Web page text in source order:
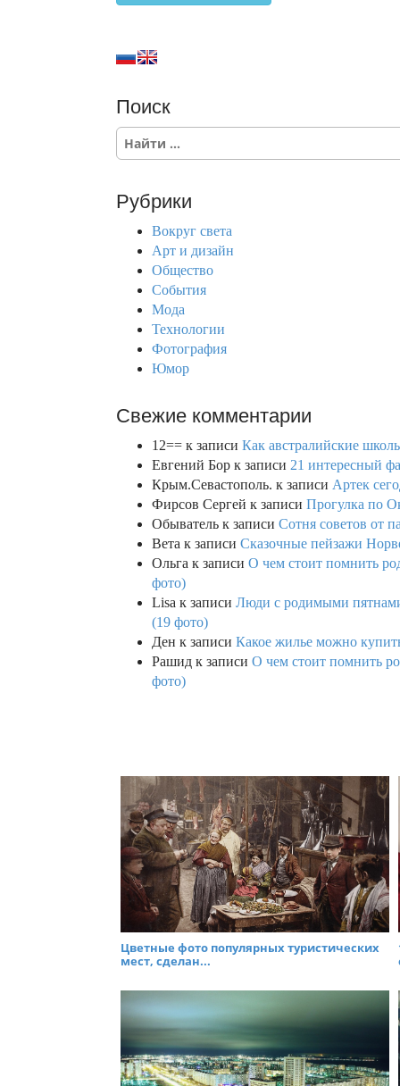
Поиск
S
c
Рубрики
Вокруг света
Арт и дизайн
Общество
События
Мода
Технологии
Фотография
Юмор
Свежие комментарии
12== к записи Как австралийские
Евгений Бор к записи 21 интересный
Крым.Севастополь. к записи Артек
Фирсов Сергей к записи Прогулка по
Обыватель к записи Сотня советов от
Вета к записи Сказочные пейзажи
Ольга к записи О чем стоит помнить
фото)
Lisa к записи Люди с родимыми
(19 фото)
Ден к записи Какое жилье можно
Рашид к записи О чем стоит помнить
фото)
Цветные фото популярных туристических
мест, сделан...